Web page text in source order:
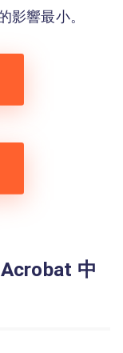
影響最小。
中